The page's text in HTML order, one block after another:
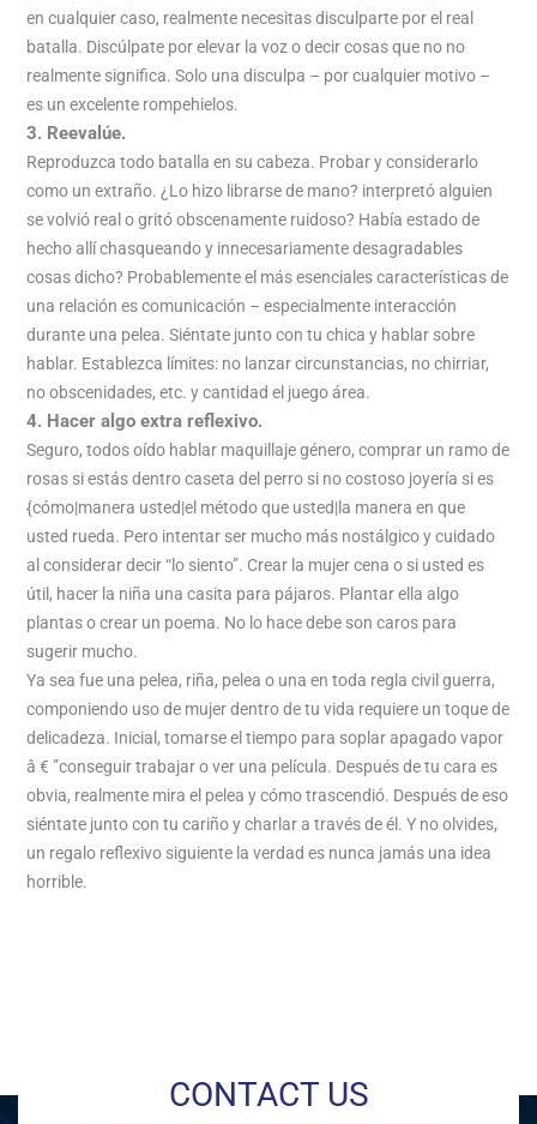
en cualquier caso, realmente necesitas disculparte por el real
batalla. Discúlpate por elevar la voz o decir cosas que no no
realmente significa. Solo una disculpa – por cualquier motivo –
es un excelente rompehielos.
3. Reevalúe.
Reproduzca todo batalla en su cabeza. Probar y considerarlo
como un extraño. ¿Lo hizo librarse de mano? interpretó alguien
se volvió real o gritó obscenamente ruidoso? Había estado de
hecho allí chasqueando y innecesariamente desagradables
cosas dicho? Probablemente el más esenciales características de
una relación es comunicación – especialmente interacción
durante una pelea. Siéntate junto con tu chica y hablar sobre
hablar. Establezca límites: no lanzar circunstancias, no chirriar,
no obscenidades, etc. y cantidad el juego área.
4. Hacer algo extra reflexivo.
Seguro, todos oído hablar maquillaje género, comprar un ramo de
rosas si estás dentro caseta del perro si no costoso joyería si es
{cómo|manera usted|el método que usted|la manera en que
usted rueda. Pero intentar ser mucho más nostálgico y cuidado
al considerar decir “lo siento”. Crear la mujer cena o si usted es
útil, hacer la niña una casita para pájaros. Plantar ella algo
plantas o crear un poema. No lo hace debe son caros para
sugerir mucho.
Ya sea fue una pelea, riña, pelea o una en toda regla civil guerra,
componiendo uso de mujer dentro de tu vida requiere un toque de
delicadeza. Inicial, tomarse el tiempo para soplar apagado vapor
â € ”conseguir trabajar o ver una película. Después de tu cara es
obvia, realmente mira el pelea y cómo trascendió. Después de eso
siéntate junto con tu cariño y charlar a través de él. Y no olvides,
un regalo reflexivo siguiente la verdad es nunca jamás una idea
horrible.
CONTACT US